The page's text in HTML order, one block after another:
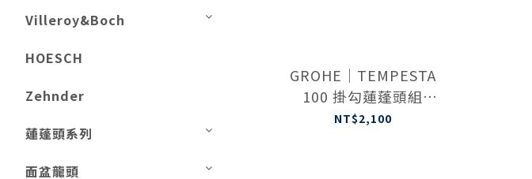
Villeroy&Boch
HOESCH
Zehnder
蓮蓬頭系列
面盆龍頭
GROHE｜TEMPESTA
100 掛勾蓮蓬頭組
2780310E
NT$2,100